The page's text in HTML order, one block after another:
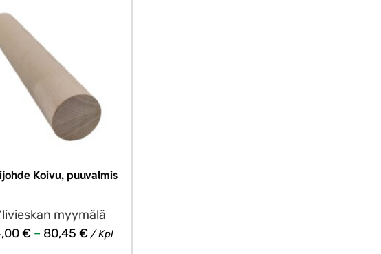
Koivu, puuvalmis
myymälä
€ – 80,45 €/ Kpl